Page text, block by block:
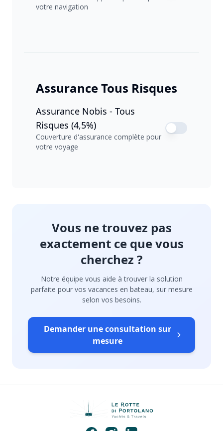
votre navigation
Assurance Tous Risques
Assurance Nobis - Tous
Risques (4,5%)
Couverture d'assurance complète pour
votre voyage
Vous ne trouvez pas
exactement ce que vous
cherchez ?
Notre équipe vous aide à trouver la solution
parfaite pour vos vacances en bateau, sur mesure
selon vos besoins.
Demander une consultation sur
mesure